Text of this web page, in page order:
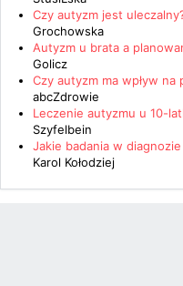
Czy autyzm jest
Grochowska
Autyzm u brata a
Golicz
Czy autyzm ma wpływ na
abcZdrowie
Leczenie autyzmu u 10-
Szyfelbein
Jakie badania w
Karol Kołodziej